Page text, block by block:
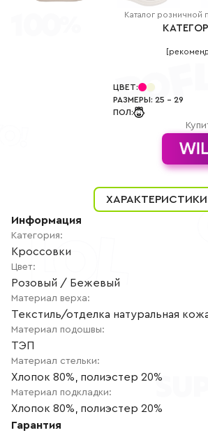
+7
АВТОРИЗАЦИЯ
РЕГИСТРАЦИЯ
Каталог розничной
ЦВЕТ:
РАЗМЕРЫ: 25 - 29
ПОЛ:
ХАРАКТЕРИСТИКИ
Информация
Категория:
Кроссовки
Цвет:
Розовый / Бежевый
Материал верха:
Текстиль/отделка натуральная
Материал подошвы:
ТЭП
Материал стельки:
Хлопок 80%, полиэстер 20%
Материал подкладки:
Хлопок 80%, полиэстер 20%
Гарантия